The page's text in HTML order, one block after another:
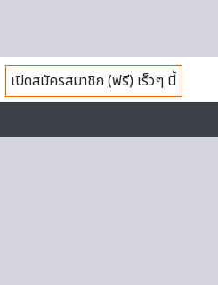
เปิดสมัครสมาชิก (ฟรี) เร็วๆ นี้